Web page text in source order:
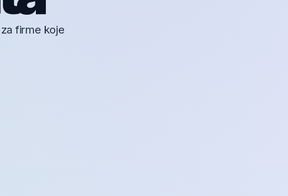
firme koje